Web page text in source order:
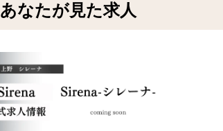
あなたが見た求人